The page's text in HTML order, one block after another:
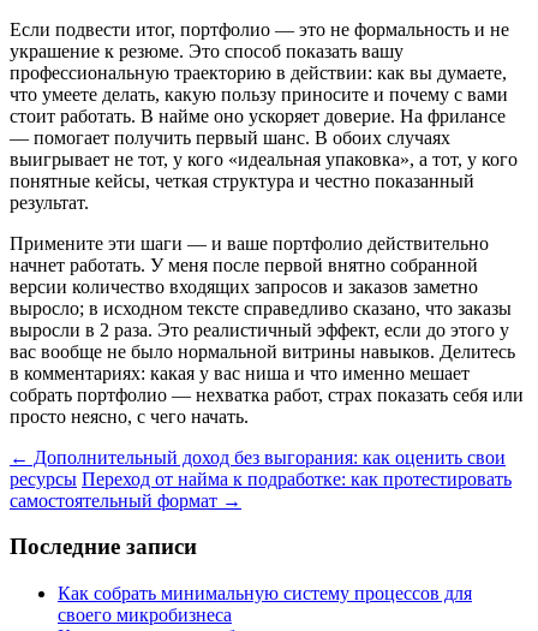
Если подвести итог, портфолио — это не формальность и не
украшение к резюме. Это способ показать вашу
профессиональную траекторию в действии: как вы думаете,
что умеете делать, какую пользу приносите и почему с вами
стоит работать. В найме оно ускоряет доверие. На фрилансе
— помогает получить первый шанс. В обоих случаях
выигрывает не тот, у кого «идеальная упаковка», а тот, у кого
понятные кейсы, четкая структура и честно показанный
результат.
Примените эти шаги — и ваше портфолио действительно
начнет работать. У меня после первой внятно собранной
версии количество входящих запросов и заказов заметно
выросло; в исходном тексте справедливо сказано, что заказы
выросли в 2 раза. Это реалистичный эффект, если до этого у
вас вообще не было нормальной витрины навыков. Делитесь
в комментариях: какая у вас ниша и что именно мешает
собрать портфолио — нехватка работ, страх показать себя или
просто неясно, с чего начать.
← Дополнительный доход без выгорания: как оценить свои
ресурсы Переход от найма к подработке: как протестировать
самостоятельный формат →
Последние записи
Как собрать минимальную систему процессов для
своего микробизнеса